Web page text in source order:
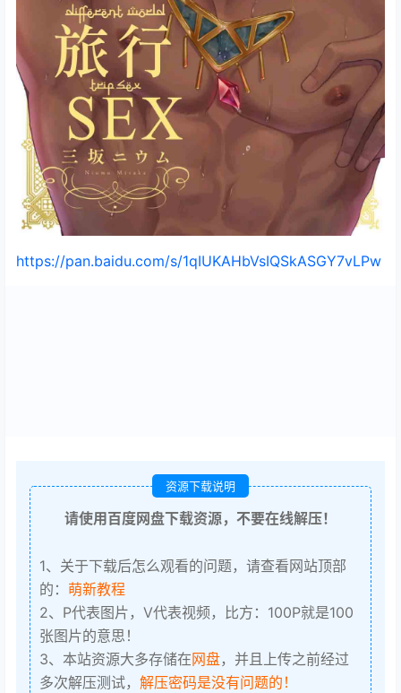
https://pan.baidu.com/s/1qIUKAHbVsIQSkASGY7vLPw
资源下载说明
请使用百度网盘下载资源，不要在线解压！
1、关于下载后怎么观看的问题，请查看网站顶部
的： 萌新教程
2、P代表图片，V代表视频，比方：100P就是100
张图片的意思！
3、本站资源大多存储在网盘，并且上传之前经过
多次解压测试， 解压密码是没有问题的！